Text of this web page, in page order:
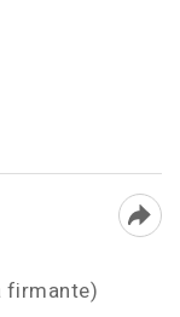
firmante)